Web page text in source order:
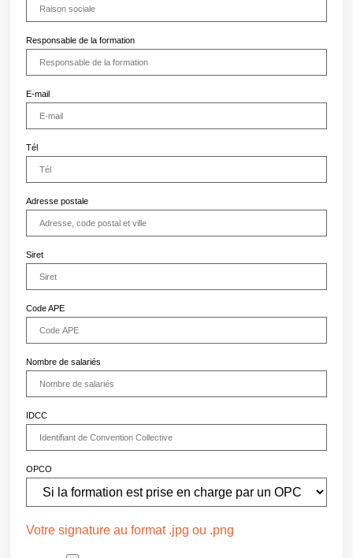
Responsable de la formation
E-mail
Tél
Adresse postale
Siret
Code APE
Nombre de salariés
IDCC
OPCO
Votre signature au format .jpg ou .png